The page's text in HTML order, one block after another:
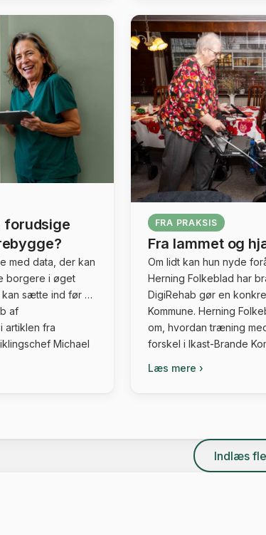
Forebyggelse af
forudsætning for at få
forudsige
med data, der kan
borgere i øget
sætte ind før et
af
artiklen fra
Michael
FRA PRAKSIS
Fra lammet og
Om lidt kan hun nyde
Herning Folkeblad har
DigiRehab gør en
Kommune. Herning
om, hvordan træning
forskel i Ikast-Brande
Læs mere ›
Indlæs